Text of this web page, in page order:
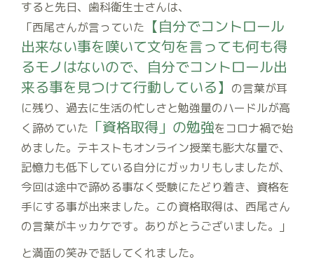
すると先日、歯科衛生士さんは、
「西尾さんが言っていた 【自分でコントロール
出来ない事を嘆いて文句を言っても何も得
るモノはないので、自分でコントロール出
来る事を見つけて行動している】 の言葉が耳
に残り、過去に生活の忙しさと勉強量のハードルが高
く諦めていた 「資格取得」の勉強をコロナ禍で始
めました。テキストもオンライン授業も膨大な量で、
記憶力も低下している自分にガッカリもしましたが、
今回は途中で諦める事なく受験にたどり着き、資格を
手にする事が出来ました。この資格取得は、西尾さん
の言葉がキッカケです。ありがとうございました。」
と満面の笑みで話してくれました。